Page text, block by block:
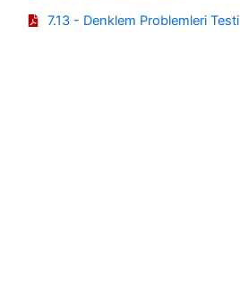
7.13 - Denklem Problemleri Testi